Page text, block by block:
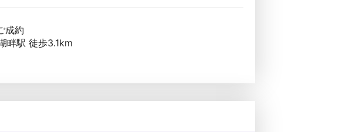
成約
畔駅 徒歩3.1km